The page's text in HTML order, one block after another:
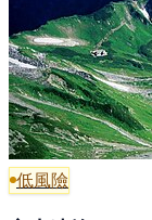
低風險